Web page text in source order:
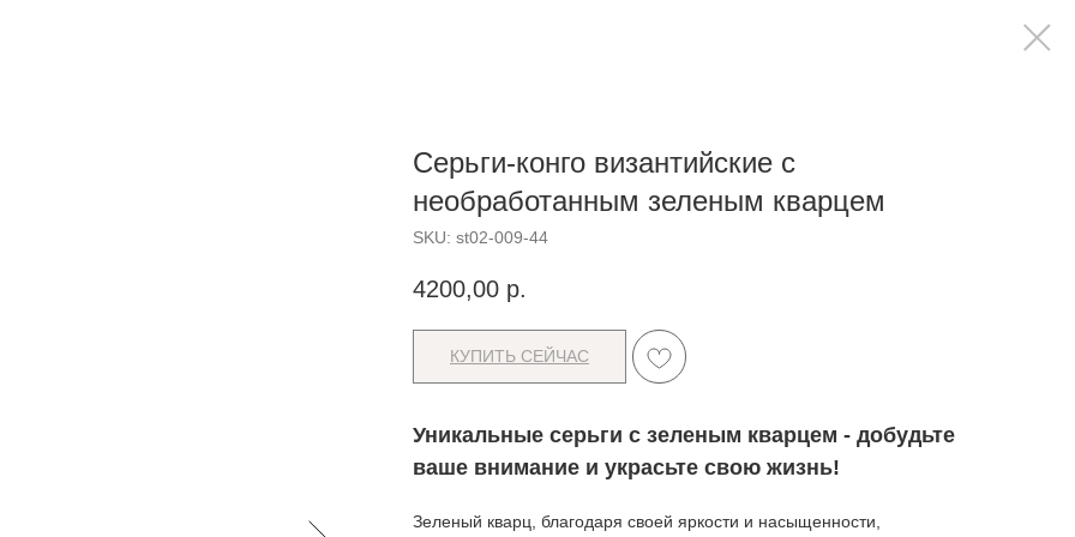
Серьги-конго византийские с
необработанным зеленым кварцем
SKU: st02-009-44
4200,00 р.
КУПИТЬ СЕЙЧАС
Уникальные серьги с зеленым кварцем - добудьте
ваше внимание и украсьте свою жизнь!
Зеленый кварц, благодаря своей яркости и насыщенности,